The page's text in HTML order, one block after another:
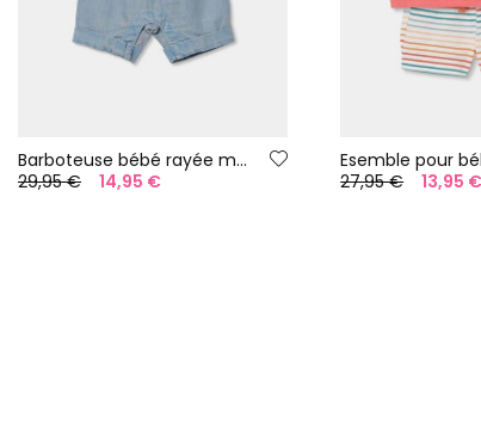
Barboteuse bébé rayée multicolore en coton
29,95 €
14,95 €
27,95 €
13,95 €